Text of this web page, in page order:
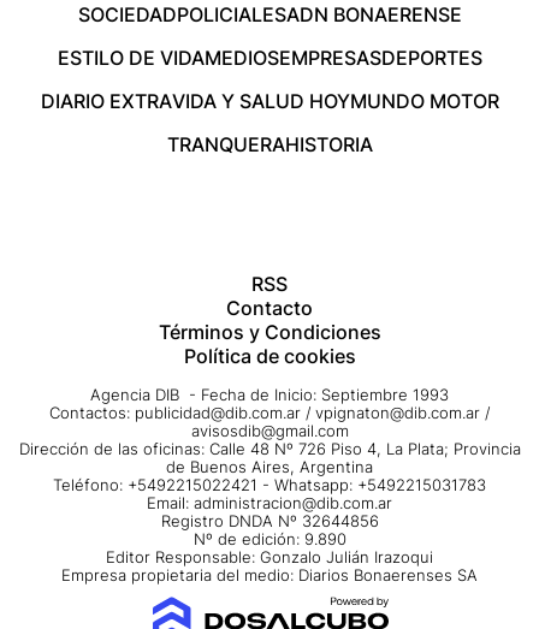
SOCIEDADPOLICIALESADN BONAERENSE
ESTILO DE VIDAMEDIOSEMPRESASDEPORTES
DIARIO EXTRAVIDA Y SALUD HOYMUNDO MOTOR
TRANQUERAHISTORIA
RSS
Contacto
Términos y Condiciones
Política de cookies
Agencia DIB - Fecha de Inicio: Septiembre 1993
Contactos: publicidad@dib.com.ar / vpignaton@dib.com.ar /
avisosdib@gmail.com
Dirección de las oficinas: Calle 48 Nº 726 Piso 4, La Plata; Provincia
de Buenos Aires, Argentina
Teléfono: +5492215022421 - Whatsapp: +5492215031783
Email: administracion@dib.com.ar
Registro DNDA Nº 32644856
Nº de edición: 9.890
Editor Responsable: Gonzalo Julián Irazoqui
Empresa propietaria del medio: Diarios Bonaerenses SA